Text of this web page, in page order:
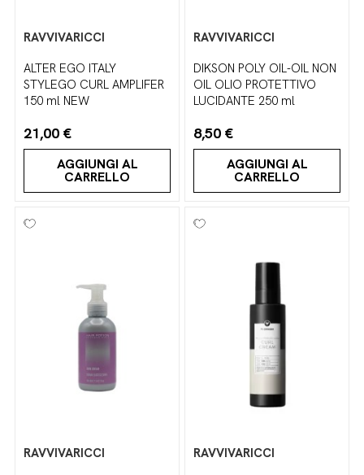
RAVVIVARICCI
ALTER EGO ITALY
STYLEGO CURL AMPLIFER
150 ml NEW
21,00 €
AGGIUNGI AL
CARRELLO
RAVVIVARICCI
DIKSON POLY OIL-OIL NON
OIL OLIO PROTETTIVO
LUCIDANTE 250 ml
8,50 €
AGGIUNGI AL
CARRELLO
RAVVIVARICCI
RAVVIVARICCI